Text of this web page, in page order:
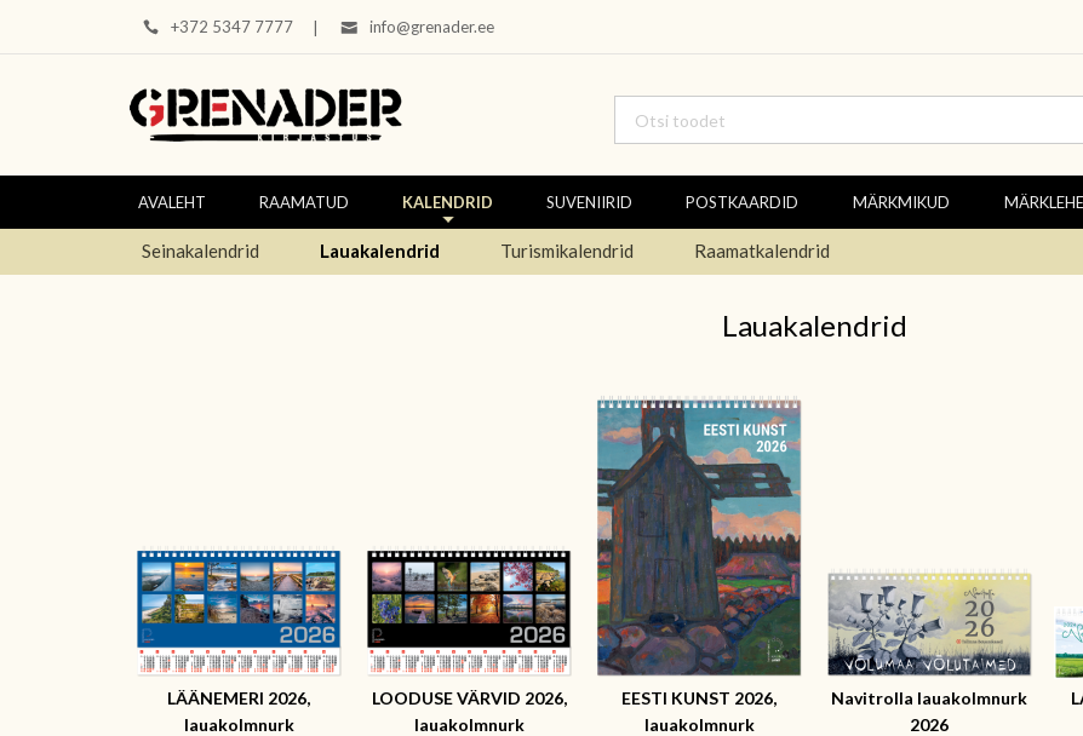
+372 5347 7777 info@grenader.ee
AVALEHT RAAMATUD KALENDRID SUVENIIRID POSTKAARDID MÄRKMIKUD
Seinakalendrid Lauakalendrid Turismikalendrid Raamatkalendrid
Lauakalendrid
LÄÄNEMERI 2026,
lauakolmnurk
LOODUSE VÄRVID 2026,
lauakolmnurk
EESTI KUNST 2026,
lauakolmnurk
Navitrolla lauakolmnurk
2026